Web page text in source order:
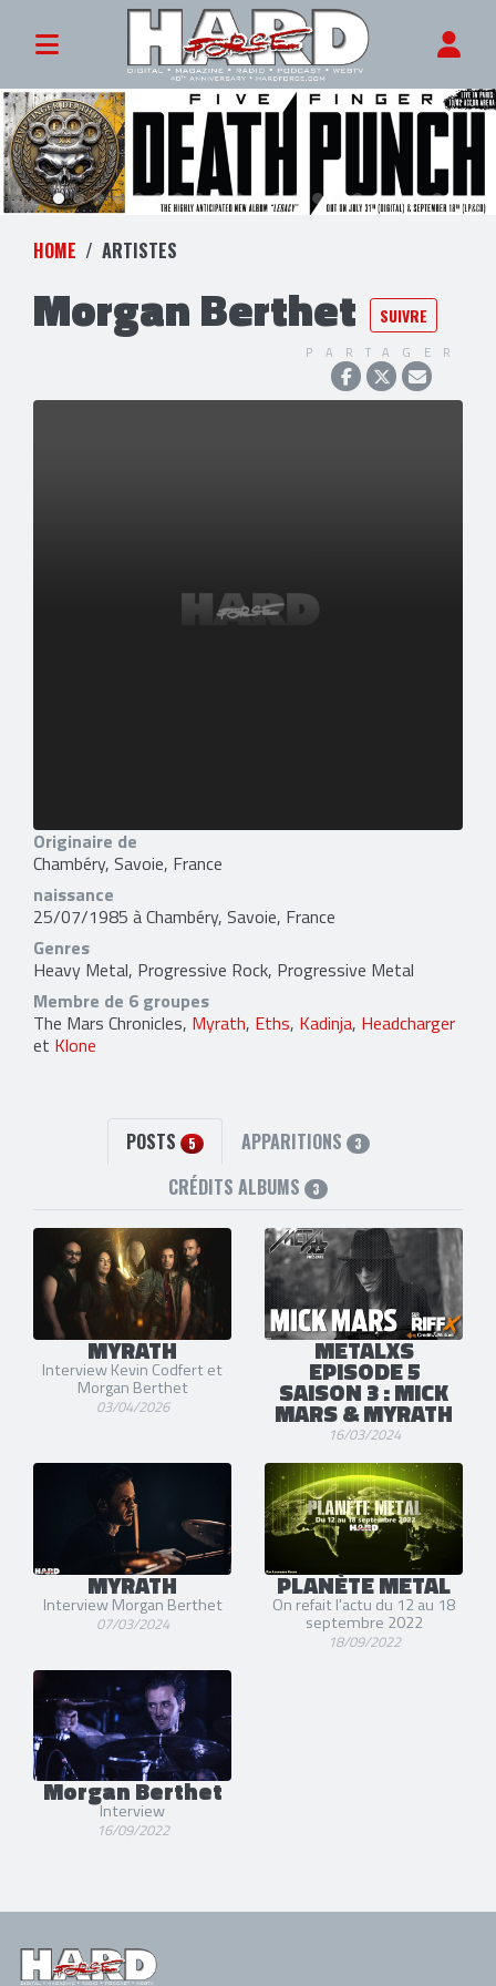
HOME ARTISTES
Morgan Berthet SUIVRE
PARTAGER
Originaire de
Chambéry, Savoie, France
naissance
25/07/1985 à Chambéry, Savoie, France
Genres
Heavy Metal, Progressive Rock, Progressive Metal
Membre de 6 groupes
The Mars Chronicles, Myrath, Eths, Kadinja, Headcharger
et Klone
POSTS 5 APPARITIONS 3
CRÉDITS ALBUMS 3
MYRATH
Interview Kevin Codfert et
Morgan Berthet
03/04/2026
METALXS
EPISODE 5
SAISON 3 : MICK
MARS & MYRATH
16/03/2024
MYRATH
Interview Morgan Berthet
07/03/2024
PLANÈTE METAL
On refait l'actu du 12 au 18
septembre 2022
18/09/2022
Morgan Berthet
Interview
16/09/2022